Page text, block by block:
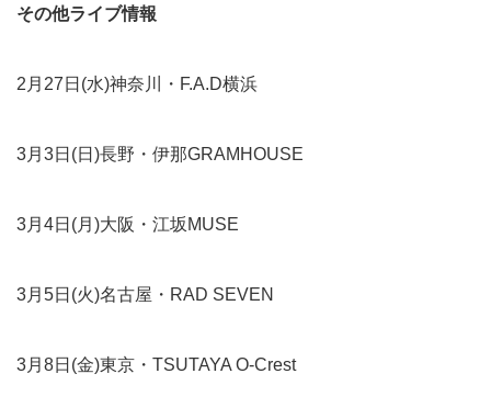
その他ライブ情報
2月27日(水)神奈川・F.A.D横浜
3月3日(日)長野・伊那GRAMHOUSE
3月4日(月)大阪・江坂MUSE
3月5日(火)名古屋・RAD SEVEN
3月8日(金)東京・TSUTAYA O-Crest